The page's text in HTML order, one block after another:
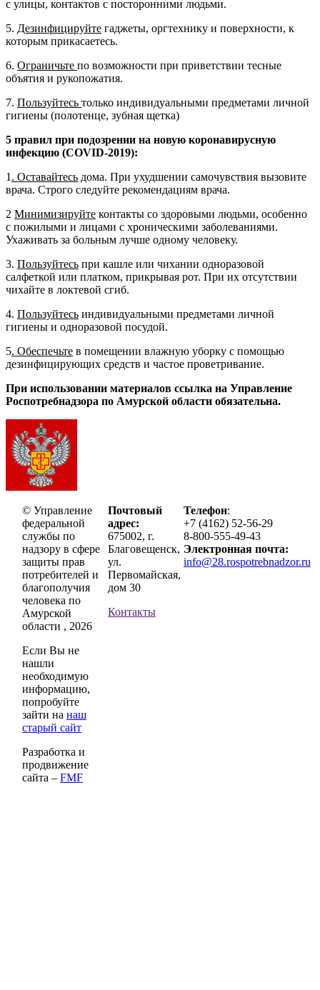
с улицы, контактов с посторонними людьми.
5. Дезинфицируйте гаджеты, оргтехнику и поверхности, к
которым прикасаетесь.
6. Ограничьте по возможности при приветствии тесные
объятия и рукопожатия.
7. Пользуйтесь только индивидуальными предметами личной
гигиены (полотенце, зубная щетка)
5 правил при подозрении на новую коронавирусную
инфекцию (COVID-2019):
1 . Оставайтесь дома. При ухудшении самочувствия вызовите
врача. Строго следуйте рекомендациям врача.
2 Минимизируйте контакты со здоровыми людьми, особенно
с пожилыми и лицами с хроническими заболеваниями.
Ухаживать за больным лучше одному человеку.
3. Пользуйтесь при кашле или чихании одноразовой
салфеткой или платком, прикрывая рот. При их отсутствии
чихайте в локтевой сгиб.
4. Пользуйтесь индивидуальными предметами личной
гигиены и одноразовой посудой.
5. Обеспечьте в помещении влажную уборку с помощью
дезинфицирующих средств и частое проветривание.
При использовании материалов ссылка на Управление
Роспотребнадзора по Амурской области обязательна.
© Управление
федеральной
службы по
надзору в сфере
защиты прав
потребителей и
благополучия
человека по
Амурской
области , 2026
Если Вы не
нашли
необходимую
информацию,
попробуйте
зайти на наш
старый сайт
Разработка и
продвижение
сайта – FMF
Почтовый
адрес:
675002, г.
Благовещенск,
ул.
Первомайская,
дом 30
Контакты
Телефон:
+7 (4162) 52-56-29
8-800-555-49-43
Электронная почта:
info@28.rospotrebnadzor.ru